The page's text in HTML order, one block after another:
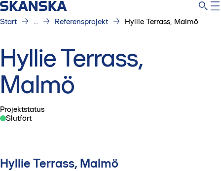
Start ... Referensprojekt Hyllie Terrass, Malmö
Hyllie Terrass,
Malmö
Projektstatus
Slutfört
Hyllie Terrass, Malmö